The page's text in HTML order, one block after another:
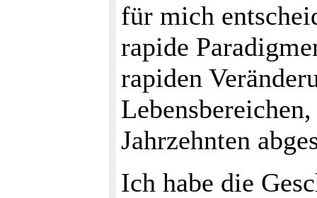
für mich
rapide
rapiden
Jahrzehnten
Ich habe die